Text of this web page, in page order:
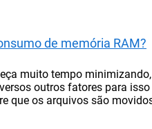
de memória RAM?
muito tempo
outros fatores para
que os arquivos são